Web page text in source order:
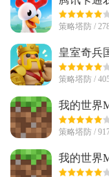
策略塔防 /
皇室奇兵
卓最新版
策略塔防 /
我的世界
策略塔防 /
我的世界